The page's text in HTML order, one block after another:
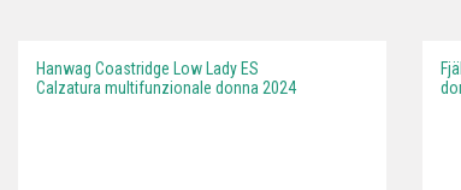
Hanwag Coastridge Low Lady ES
Calzatura multifunzionale donna 2024